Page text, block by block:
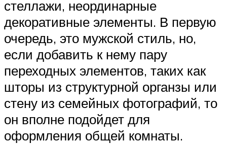
стеллажи, неординарные
декоративные элементы. В первую
очередь, это мужской стиль, но,
если добавить к нему пару
переходных элементов, таких как
шторы из структурной органзы или
стену из семейных фотографий, то
он вполне подойдет для
оформления общей комнаты.